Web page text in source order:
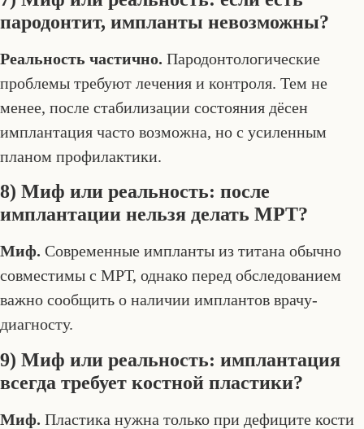
пародонтит, импланты невозможны?
Реальность частично. Пародонтологические
проблемы требуют лечения и контроля. Тем не
менее, после стабилизации состояния дёсен
имплантация часто возможна, но с усиленным
планом профилактики.
8) Миф или реальность: после
имплантации нельзя делать МРТ?
Миф. Современные импланты из титана обычно
совместимы с МРТ, однако перед обследованием
важно сообщить о наличии имплантов врачу-
диагносту.
9) Миф или реальность: имплантация
всегда требует костной пластики?
Миф. Пластика нужна только при дефиците кости